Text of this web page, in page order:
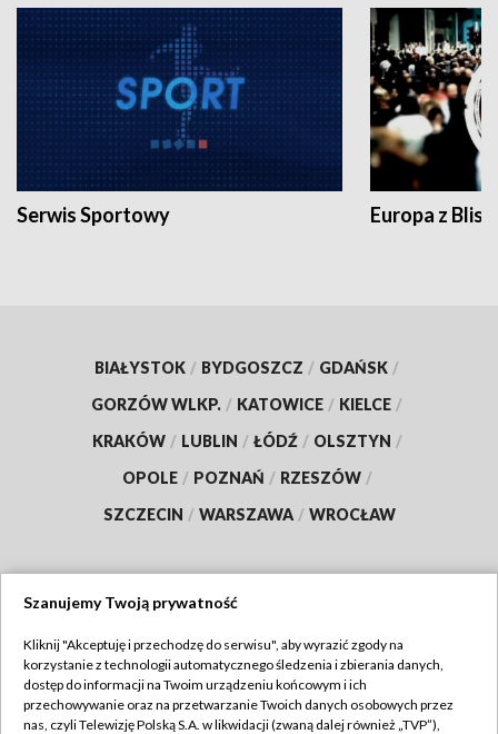
Serwis Sportowy Europa z
BIAŁYSTOK / BYDGOSZCZ / GDAŃSK /
GORZÓW WLKP. / KATOWICE / KIELCE /
KRAKÓW / LUBLIN / ŁÓDŹ / OLSZTYN /
OPOLE / POZNAŃ / RZESZÓW /
SZCZECIN / WARSZAWA / WROCŁAW
TVP
Abonament TVP
Regulamin TVP
Szanujemy Twoją prywatność
Kliknij "Akceptuję i przechodzę do serwisu", aby wyrazić zgody na
korzystanie z technologii automatycznego śledzenia i zbierania danych,
dostęp do informacji na Twoim urządzeniu końcowym i ich
przechowywanie oraz na przetwarzanie Twoich danych osobowych przez
nas, czyli Telewizję Polską S.A. w likwidacji (zwaną dalej również „TVP”),